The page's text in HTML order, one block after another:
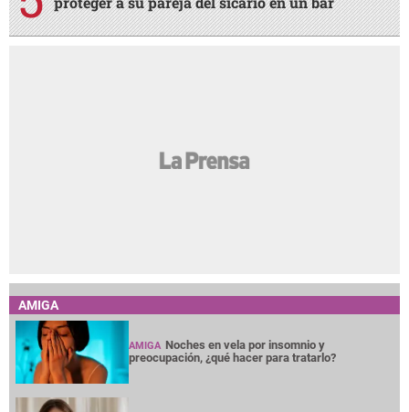
AMIGA
AMIGA Noches en vela por insomnio y
preocupación, ¿qué hacer para tratarlo?